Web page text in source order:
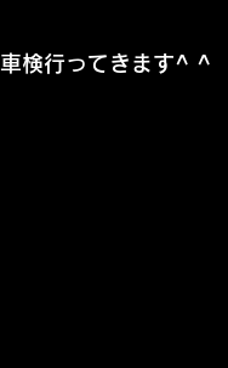
車検行ってきます^ ^